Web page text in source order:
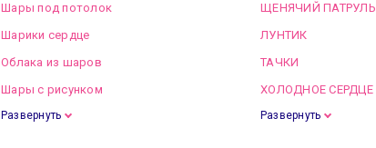
Шары под потолок
Шарики сердце
Облака из шаров
Шары с рисунком
Развернуть
ЩЕНЯЧИЙ ПАТРУЛЬ
ЛУНТИК
ТАЧКИ
ХОЛОДНОЕ СЕРДЦЕ
Развернуть